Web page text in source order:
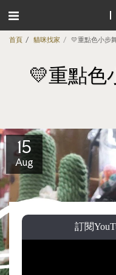
首頁 貓咪找家 💛重點色小步
💛重點色
15
Aug